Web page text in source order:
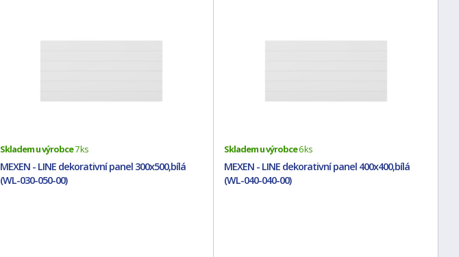
Skladem u výrobce7 ks
MEXEN - LINE dekorativní panel 300x500,bílá
(WL-030-050-00)
Skladem u výrobce6 ks
MEXEN - LINE dekorativní panel 400x400,bílá
(WL-040-040-00)